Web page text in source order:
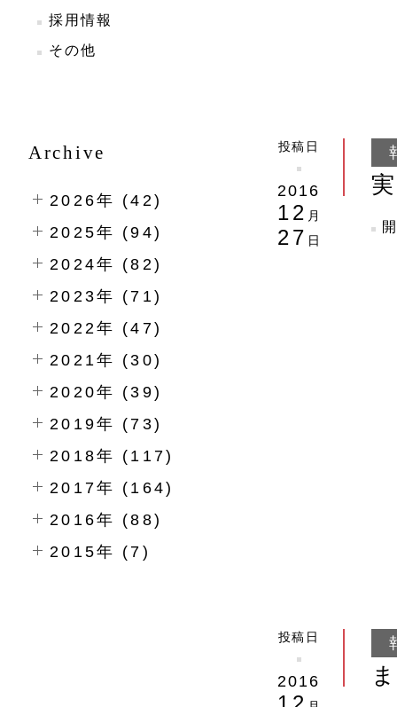
採用情報
その他
Archive
2026年 (42)
2025年 (94)
2024年 (82)
2023年 (71)
2022年 (47)
2021年 (30)
2020年 (39)
2019年 (73)
2018年 (117)
2017年 (164)
2016年 (88)
2015年 (7)
投稿日
2016
12 月
27 日
投稿日
2016